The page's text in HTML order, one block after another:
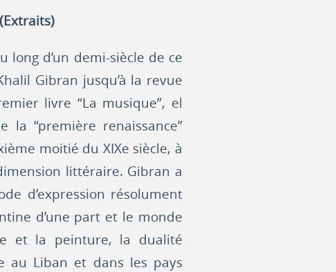
d’un demi-siècle de ce
Gibran jusqu’à la revue
livre “La musique”, el
“première renaissance”
moitié du XIXe siècle, à
littéraire. Gibran a
d’expression résolument
d’une part et le monde
et la peinture, la dualité
au Liban et dans les pays